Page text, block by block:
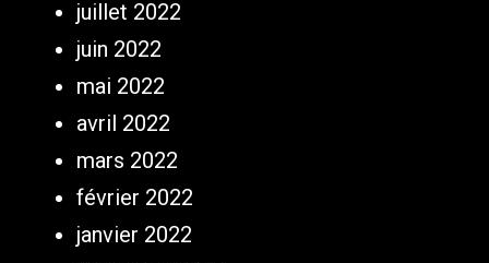
juillet 2022
juin 2022
mai 2022
avril 2022
mars 2022
février 2022
janvier 2022